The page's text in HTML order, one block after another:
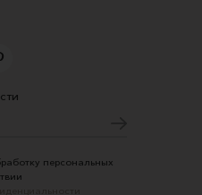
персональных